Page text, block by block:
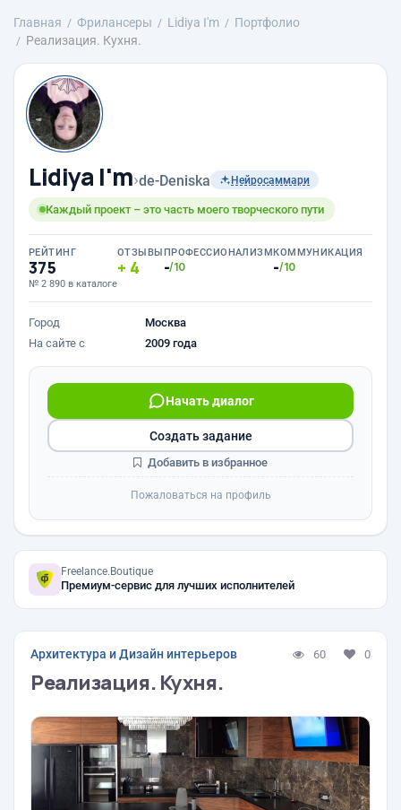
Главная Фрилансеры Lidiya I'm
Портфолио
Реализация. Кухня.
Lidiya I'm›de-Deniska Нейросаммари
Каждый проект – это часть моего творческого пути
РЕЙТИНГ
375
№ 2 890 в каталоге
ОТЗЫВЫ
4
ПРОФЕССИОНАЛИЗМ
-/10
КОММУНИКАЦИЯ
-/10
Город
Москва
На сайте с
2009 года
Начать диалог
Создать задание
Добавить в избранное
Пожаловаться на профиль
Freelance.Boutique
Премиум-сервис для лучших исполнителей
Архитектура и Дизайн интерьеров 60 0
Реализация. Кухня.